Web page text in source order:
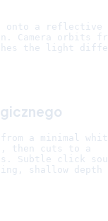
onto a reflective
Camera orbits
the light
a minimal
then cuts to a
Subtle click